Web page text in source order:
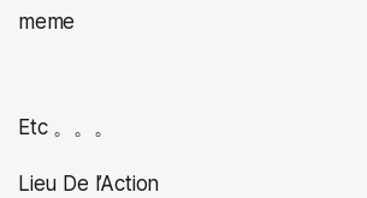
meme
Etc 。。。
Lieu De l’Action